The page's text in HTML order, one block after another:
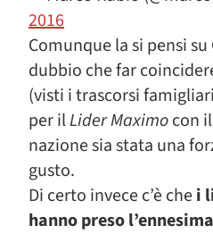
2016
Comunque la si pensi
dubbio che far
(visti i trascorsi
per ilLider Maximocon
nazione sia stata una
gusto.
Di certo invece c’è chei
hanno preso